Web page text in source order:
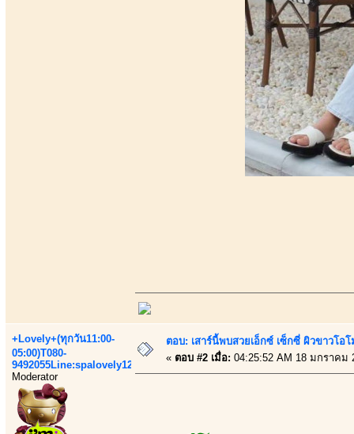
+Lovely+(ทุกวัน11:00-
05:00)T080-
9492055Line:spalovely123
Moderator
ตอบ: เสาร์นี้พบสวยเอ็กซ์ เซ็กซี่ ผิวขาวโ
« ตอบ #2 เมื่อ: 04:25:52 AM 18 มกราคม